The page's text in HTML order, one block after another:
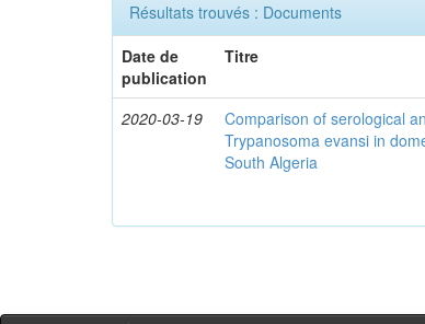
Résultats trouvés : Documents
Date de
publication
Titre
2020-03-19
Comparison of serological
Trypanosoma evansi in
South Algeria